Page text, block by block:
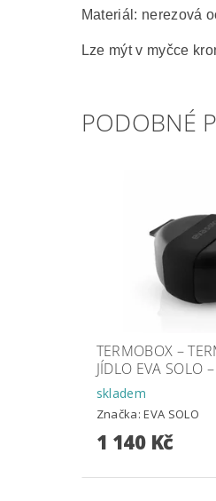
Materiál: nerezová
Lze mýt v myčce
PODOBNÉ
TERMOBOX –
JÍDLO EVA SOLO
skladem
Značka:EVA SOLO
1 140 Kč